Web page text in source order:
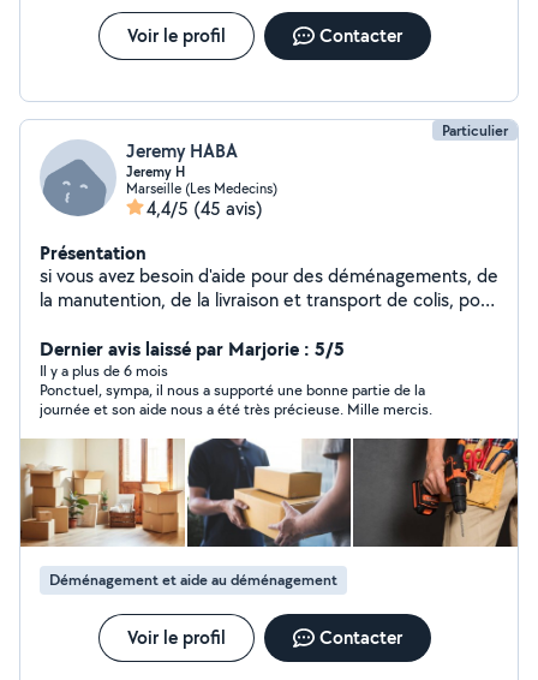
Voir le profil Contacter
Particulier
Jeremy HABA
Jeremy H
Marseille (Les Medecins)
4,4/5 (45 avis)
Présentation
si vous avez besoin d'aide pour des déménagements, de
la manutention, de la livraison et transport de colis, pour
n'hésitez pas ce sera un plaisir de vous aider. je suis
sérieux, ponctuel et sympathique.
Dernier avis laissé par Marjorie : 5/5
Il y a plus de 6 mois
Ponctuel, sympa, il nous a supporté une bonne partie de la
journée et son aide nous a été très précieuse. Mille mercis.
Déménagement et aide au déménagement
Voir le profil Contacter